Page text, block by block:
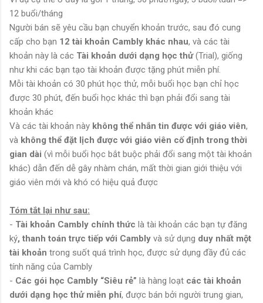
12 buổi/tháng
Người bán sẽ yêu cầu bạn chuyển khoản trước, sau đó cung
cấp cho bạn 12 tài khoản Cambly khác nhau, và các tài
khoản này là các Tài khoản dưới dạng học thử(Trial), giống
như khi các bạn tạo tài khoản được tặng phút miễn phí.
Mỗi tài khoản có 30 phút học thử, mỗi buổi học bạn chỉ học
được 30 phút, đến buổi học khác thì bạn phải đổi sang tài
khoản khác
Và các tài khoản này không thể nhắn tin được với giáo viên,
và không thể đặt lịch được với giáo viên cố định trong thời
gian dài (vì mỗi buổi học bắt buộc phải đổi sang một tài khoản
khác) dẫn đến dễ gây nhàm chán, mất thời gian giới thiệu với
giáo viên mới và khó có hiệu quả được
Tóm tắt lại như sau:
- Tài khoản Cambly chính thức là tài khoản các bạn tự đăng
ký, thanh toán trực tiếp với Cambly và sử dụng duy nhất một
tài khoản trong suốt quá trình học, được sử dụng đầy đủ các
tính năng của Cambly
- Các gói học Cambly “Siêu rẻ” là hàng loạt các tài khoản
dưới dạng học thử miễn phí, được bán bởi người trung gian,